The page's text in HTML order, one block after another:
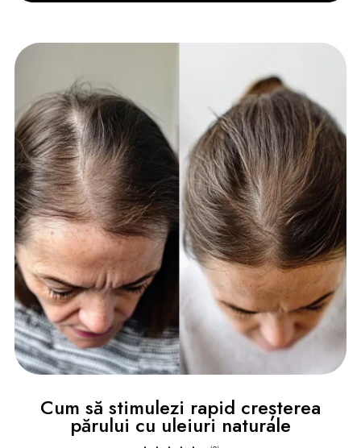
Cum să stimulezi rapid creșterea
părului cu uleiuri naturale